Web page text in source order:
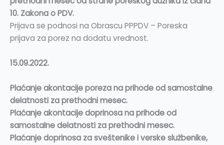
10. Zakona o PDV.
Prijava se podnosi na Obrascu PPPDV – Poreska
prijava za porez na dodatu vrednost.
15.09.2022.
Plaćanje akontacije poreza na prihode od samostalne
delatnosti za prethodni mesec.
Plaćanje akontacije doprinosa na prihode od
samostalne delatnosti za prethodni mesec.
Plaćanje doprinosa za sveštenike i verske službenike,